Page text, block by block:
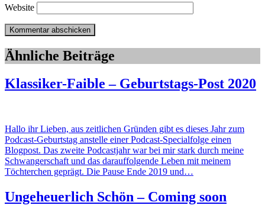
Website
Ähnliche Beiträge
Klassiker-Faible – Geburtstags-Post 2020
Hallo ihr Lieben, aus zeitlichen Gründen gibt es dieses Jahr zum
Podcast-Geburtstag anstelle einer Podcast-Specialfolge einen
Blogpost. Das zweite Podcastjahr war bei mir stark durch meine
Schwangerschaft und das darauffolgende Leben mit meinem
Töchterchen geprägt. Die Pause Ende 2019 und…
Ungeheuerlich Schön – Coming soon